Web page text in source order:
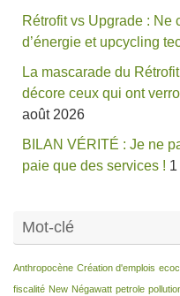
Rétrofit vs Upgrade : Ne
d’énergie et upcycling
La mascarade du
décore ceux qui ont
août 2026
BILAN VÉRITÉ : Je ne
paie que des services !
Mot-clé
Anthropocène Création d'emplois
fiscalité New Négawatt petrole